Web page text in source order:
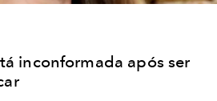
inconformada após ser